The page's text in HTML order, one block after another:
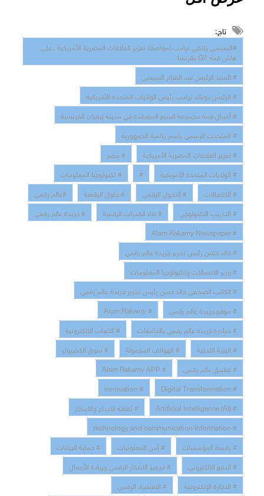
تاج:
#السيسي يلتقي ترامب لمواصلة تعزيز العلاقات المصرية الأمريكية ..على
هاش قمة G7 بفرنسا
# السيد الرئيس عبد الفتاح السيسي
# الرئيس دونالد ترامب رئيس الولايات المتحدة الأمريكية
# أعمال قمة مجموعة السبع المنعقدة في مدينة إيفيان الفرنسية
# المتحدث الرسمي باسم رئاسة الجمهورية
# تعزيز العلاقات المصرية الأمريكية
# مصر
# الولايات المتحدة الأمريكية
#
# تكنولوجيا المعلومات
# الاتصالات
# التحول الرقمي # حلول الرقمنة
#عالم رقمي
# التدريب التكنولوجي
# بناء القدرات الرقمية
# جريدة عالم رقمي
# Alam Rakamy Newspaper
# خالد حسن رئيس تحرير جريدة عالم رقمي
# وزير الاتصالات وتكنولوجيا المعلومات
# الكاتب الصحفي خالد حسن رئيس تحرير جريدة عالم رقمي
# موقع جريدة عالم رقمي
# Alam Rakamy
# مبادرة جريدة عالم رقمي بالجامعات
# الالعاب الالكترونية
# البنية التحتية
# الهواتف المحمولة
# سوق الكمبيوتر
# تطبيق عالم رقمي
# Alam Rakamy APP
# Digital Transformation
# innovation
# Artificial Intelligence (AI)
# ثقافة الابداع والابتكار
# technology and communication Information
# رقمنة المؤسسات
# أمن المعلومات
# حماية البيانات
# الدفع الالكتروني
# تحفيز الابتكار الرقمي وريادة الأعمال
# التجارة الإلكترونية
# الاقتصاد الرقمي